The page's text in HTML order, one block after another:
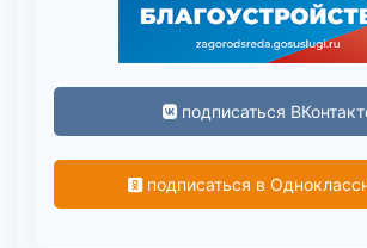
подписаться
подписаться в